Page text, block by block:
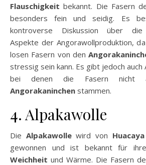
Flauschigkeit bekannt. Die Fasern
besonders fein und seidig. Es
kontroverse Diskussion über die
Aspekte der Angorawollproduktion,
losen Fasern von den
stressig sein kann. Es gibt jedoch auch
bei denen die Fasern nicht
Angorakaninchen stammen.
4. Alpakawolle
Die Alpakawollewird von Huacaya
gewonnen und ist bekannt für ihre
Weichheit und Wärme. Die Fasern